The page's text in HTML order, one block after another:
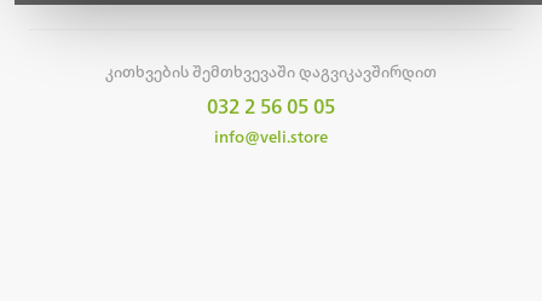
კითხვების შემთხვევაში დაგვიკავშირდით
032 2 56 05 05
info@veli.store